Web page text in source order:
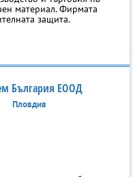
материал. Фирмата
защита.
България ЕООД
Пловдив